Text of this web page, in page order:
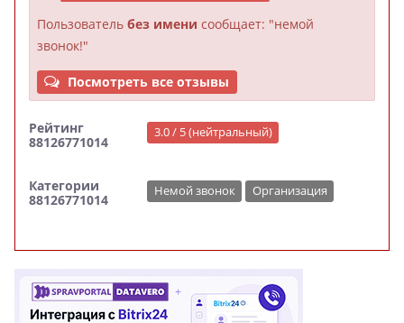
Пользователь без имени сообщает: "немой
звонок!"
Посмотреть все отзывы
Рейтинг
88126771014
3.0 / 5 (нейтральный)
Категории
88126771014
Немой звонок Организация